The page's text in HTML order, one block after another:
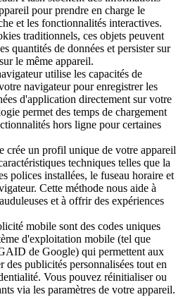
pour prendre en charge le
et les fonctionnalités interactives.
traditionnels, ces objets peuvent
quantités de données et persister sur
le même appareil.
utilise les capacités de
navigateur pour enregistrer les
d'application directement sur votre
permet des temps de chargement
hors ligne pour certaines
crée un profil unique de votre appareil
techniques telles que la
polices installées, le fuseau horaire et
Cette méthode nous aide à
et à offrir des expériences
mobile sont des codes uniques
d'exploitation mobile (tel que
de Google) qui permettent aux
des publicités personnalisées tout en
Vous pouvez réinitialiser ou
via les paramètres de votre appareil.